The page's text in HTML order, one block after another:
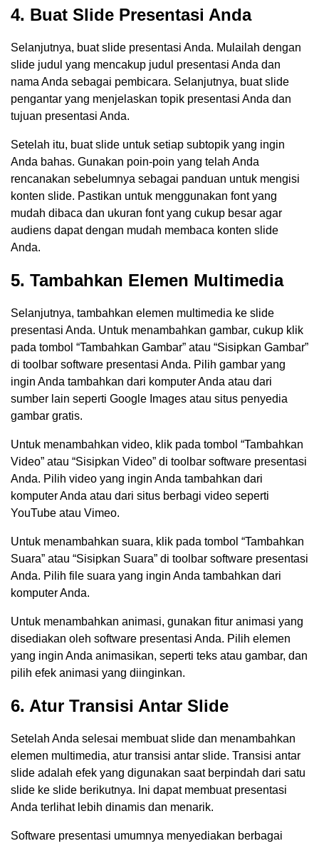
4. Buat Slide Presentasi Anda
Selanjutnya, buat slide presentasi Anda. Mulailah dengan
slide judul yang mencakup judul presentasi Anda dan
nama Anda sebagai pembicara. Selanjutnya, buat slide
pengantar yang menjelaskan topik presentasi Anda dan
tujuan presentasi Anda.
Setelah itu, buat slide untuk setiap subtopik yang ingin
Anda bahas. Gunakan poin-poin yang telah Anda
rencanakan sebelumnya sebagai panduan untuk mengisi
konten slide. Pastikan untuk menggunakan font yang
mudah dibaca dan ukuran font yang cukup besar agar
audiens dapat dengan mudah membaca konten slide
Anda.
5. Tambahkan Elemen Multimedia
Selanjutnya, tambahkan elemen multimedia ke slide
presentasi Anda. Untuk menambahkan gambar, cukup klik
pada tombol “Tambahkan Gambar” atau “Sisipkan Gambar”
di toolbar software presentasi Anda. Pilih gambar yang
ingin Anda tambahkan dari komputer Anda atau dari
sumber lain seperti Google Images atau situs penyedia
gambar gratis.
Untuk menambahkan video, klik pada tombol “Tambahkan
Video” atau “Sisipkan Video” di toolbar software presentasi
Anda. Pilih video yang ingin Anda tambahkan dari
komputer Anda atau dari situs berbagi video seperti
YouTube atau Vimeo.
Untuk menambahkan suara, klik pada tombol “Tambahkan
Suara” atau “Sisipkan Suara” di toolbar software presentasi
Anda. Pilih file suara yang ingin Anda tambahkan dari
komputer Anda.
Untuk menambahkan animasi, gunakan fitur animasi yang
disediakan oleh software presentasi Anda. Pilih elemen
yang ingin Anda animasikan, seperti teks atau gambar, dan
pilih efek animasi yang diinginkan.
6. Atur Transisi Antar Slide
Setelah Anda selesai membuat slide dan menambahkan
elemen multimedia, atur transisi antar slide. Transisi antar
slide adalah efek yang digunakan saat berpindah dari satu
slide ke slide berikutnya. Ini dapat membuat presentasi
Anda terlihat lebih dinamis dan menarik.
Software presentasi umumnya menyediakan berbagai